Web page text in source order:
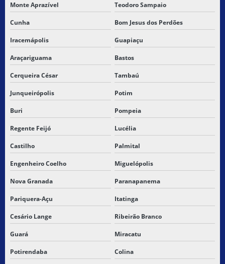
Monte Aprazível Teodoro Sampaio
Cunha Bom Jesus dos Perdões
Iracemápolis Guapiaçu
Araçariguama Bastos
Cerqueira César Tambaú
Junqueirópolis Potim
Buri Pompeia
Regente Feijó Lucélia
Castilho Palmital
Engenheiro Coelho Miguelópolis
Nova Granada Paranapanema
Pariquera-Açu Itatinga
Cesário Lange Ribeirão Branco
Guará Miracatu
Potirendaba Colina